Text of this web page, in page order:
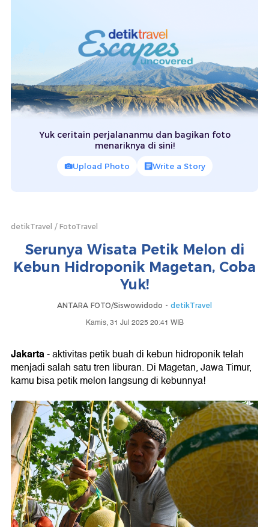
Yuk ceritain perjalananmu dan bagikan foto
menariknya di sini!
Upload Photo Write a Story
detikTravel FotoTravel
Serunya Wisata Petik Melon di
Kebun Hidroponik Magetan, Coba
Yuk!
ANTARA FOTO/Siswowidodo - detikTravel
Kamis, 31 Jul 2025 20:41 WIB
Jakarta- aktivitas petik buah di kebun hidroponik telah
menjadi salah satu tren liburan. Di Magetan, Jawa Timur,
kamu bisa petik melon langsung di kebunnya!